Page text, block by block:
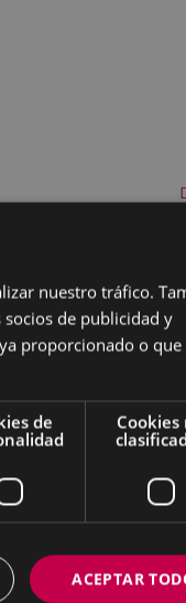
nuestro tráfico.
de publicidad y
proporcionado o que
de
Cookies
ACEPTAR